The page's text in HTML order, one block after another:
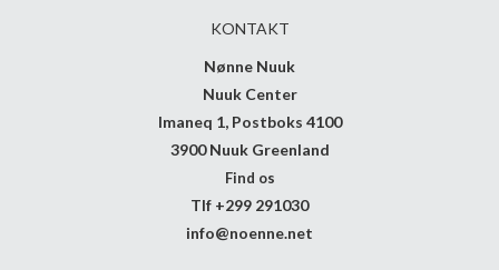
KONTAKT
Nønne Nuuk
Nuuk Center
Imaneq 1, Postboks 4100
3900 Nuuk Greenland
Find os
Tlf +299 291030
info@noenne.net